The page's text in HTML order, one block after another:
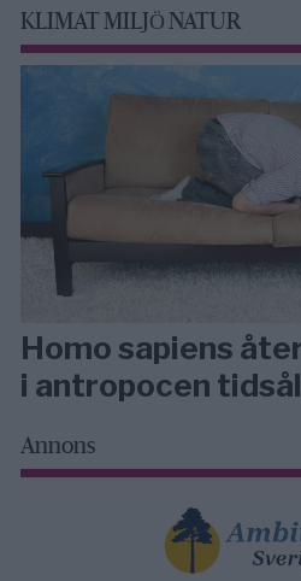
KLIMAT MILJÖ NATUR
Homo sapiens
i antropocen
Annons